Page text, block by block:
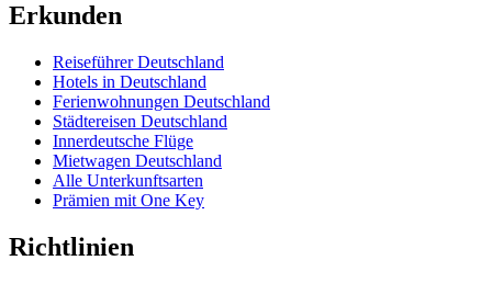
Erkunden
Reiseführer Deutschland
Hotels in Deutschland
Ferienwohnungen Deutschland
Städtereisen Deutschland
Innerdeutsche Flüge
Mietwagen Deutschland
Alle Unterkunftsarten
Prämien mit One Key
Richtlinien